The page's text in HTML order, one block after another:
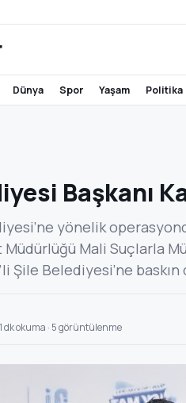
dünya spor yaşam politika
Başkanı
yönelik
Mali Suçlarla
Şile Belediyesi’ne
dk okuma · 5 görüntülenme